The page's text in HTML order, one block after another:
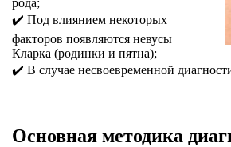
рода;
✔️ Под влиянием некоторых
факторов появляются невусы
Кларка (родинки и пятна);
✔️ В случае несвоевременной
Основная методика